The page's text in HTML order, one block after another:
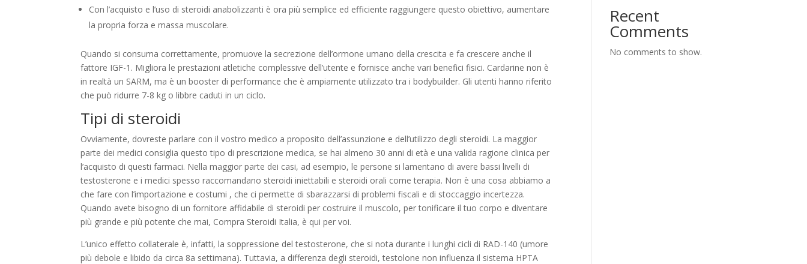
Con l’acquisto e l’uso di steroidi anabolizzanti è ora più semplice ed efficiente raggiungere questo obiettivo, aumentare
la propria forza e massa muscolare.
Quando si consuma correttamente, promuove la secrezione dell’ormone umano della crescita e fa crescere anche il
fattore IGF-1. Migliora le prestazioni atletiche complessive dell’utente e fornisce anche vari benefici fisici. Cardarine non è
in realtà un SARM, ma è un booster di performance che è ampiamente utilizzato tra i bodybuilder. Gli utenti hanno riferito
che può ridurre 7-8 kg o libbre caduti in un ciclo.
Tipi di steroidi
Ovviamente, dovreste parlare con il vostro medico a proposito dell’assunzione e dell’utilizzo degli steroidi. La maggior
parte dei medici consiglia questo tipo di prescrizione medica, se hai almeno 30 anni di età e una valida ragione clinica per
l’acquisto di questi farmaci. Nella maggior parte dei casi, ad esempio, le persone si lamentano di avere bassi livelli di
testosterone e i medici spesso raccomandano steroidi iniettabili e steroidi orali come terapia. Non è una cosa abbiamo a
che fare con l’importazione e costumi , che ci permette di sbarazzarsi di problemi fiscali e di stoccaggio incertezza.
Quando avete bisogno di un fornitore affidabile di steroidi per costruire il muscolo, per tonificare il tuo corpo e diventare
più grande e più potente che mai, Compra Steroidi Italia, è qui per voi.
L’unico effetto collaterale è, infatti, la soppressione del testosterone, che si nota durante i lunghi cicli di RAD-140 (umore
più debole e libido da circa 8a settimana). Tuttavia, a differenza degli steroidi, testolone non influenza il sistema HPTA
Recent
Comments
No comments to show.